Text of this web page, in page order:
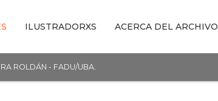
ILUSTRADORXS ACERCA DEL ARCHIVO
ROLDÁN - FADU/UBA.